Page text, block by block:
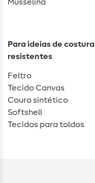
Musselina
Para ideias de costura
resistentes
Feltro
Tecido Canvas
Couro sintético
Softshell
Tecidos para toldos